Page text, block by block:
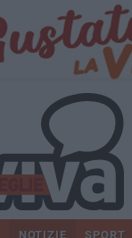
NOTIZIE SPORT